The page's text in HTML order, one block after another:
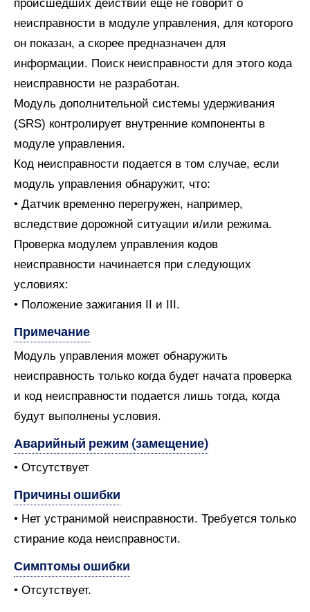
происшедших действий еще не говорит о
неисправности в модуле управления, для которого
он показан, а скорее предназначен для
информации. Поиск неисправности для этого кода
неисправности не разработан.
Модуль дополнительной системы удерживания
(SRS) контролирует внутренние компоненты в
модуле управления.
Код неисправности подается в том случае, если
модуль управления обнаружит, что:
• Датчик временно перегружен, например,
вследствие дорожной ситуации и/или режима.
Проверка модулем управления кодов
неисправности начинается при следующих
условиях:
• Положение зажигания II и III.
Примечание
Модуль управления может обнаружить
неисправность только когда будет начата проверка
и код неисправности подается лишь тогда, когда
будут выполнены условия.
Аварийный режим (замещение)
• Отсутствует
Причины ошибки
• Нет устранимой неисправности. Требуется только
стирание кода неисправности.
Симптомы ошибки
• Отсутствует.